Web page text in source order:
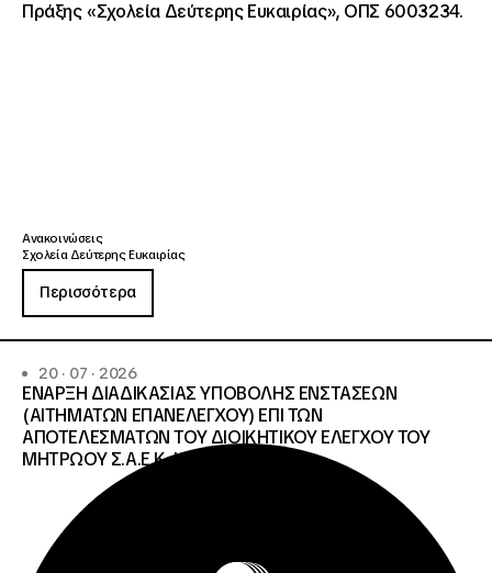
Πράξης «Σχολεία Δεύτερης Ευκαιρίας», ΟΠΣ 6003234.
Ανακοινώσεις
Σχολεία Δεύτερης Ευκαιρίας
Περισσότερα
20 · 07 · 2026
ΕΝΑΡΞΗ ΔΙΑΔΙΚΑΣΙΑΣ ΥΠΟΒΟΛΗΣ ΕΝΣΤΑΣΕΩΝ
(ΑΙΤΗΜΑΤΩΝ ΕΠΑΝΕΛΕΓΧΟΥ) ΕΠΙ ΤΩΝ
ΑΠΟΤΕΛΕΣΜΑΤΩΝ ΤΟΥ ΔΙΟΙΚΗΤΙΚΟΥ ΕΛΕΓΧΟΥ ΤΟΥ
ΜΗΤΡΩΟΥ Σ.Α.Ε.Κ. ΚΑΙ Ε.Σ.Κ.»